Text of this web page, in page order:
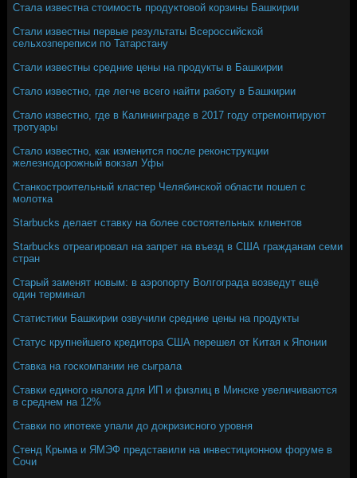
Стала известна стоимость продуктовой корзины Башкирии
Стали известны первые результаты Всероссийской
сельхозпереписи по Татарстану
Стали известны средние цены на продукты в Башкирии
Стало известно, где легче всего найти работу в Башкирии
Стало известно, где в Калининграде в 2017 году отремонтируют
тротуары
Стало известно, как изменится после реконструкции
железнодорожный вокзал Уфы
Станкостроительный кластер Челябинской области пошел с
молотка
Starbucks делает ставку на более состоятельных клиентов
Starbucks отреагировал на запрет на въезд в США гражданам семи
стран
Старый заменят новым: в аэропорту Волгограда возведут ещё
один терминал
Статистики Башкирии озвучили средние цены на продукты
Статус крупнейшего кредитора США перешел от Китая к Японии
Ставка на госкомпании не сыграла
Ставки единого налога для ИП и физлиц в Минске увеличиваются
в среднем на 12%
Ставки по ипотеке упали до докризисного уровня
Стенд Крыма и ЯМЭФ представили на инвестиционном форуме в
Сочи